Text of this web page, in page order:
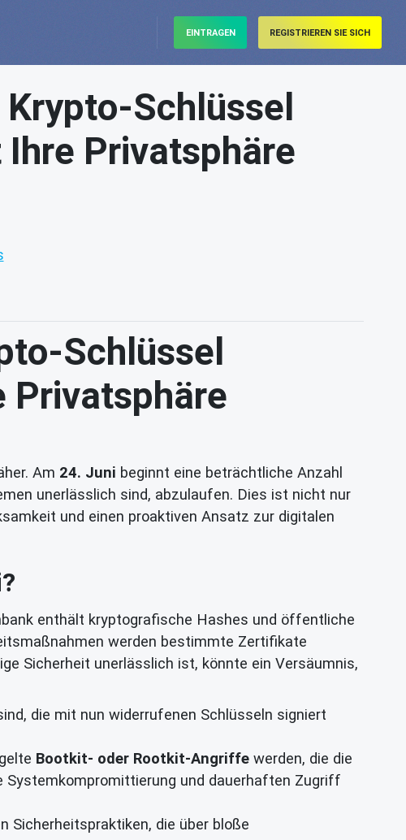
EINTRAGEN REGISTRIEREN SIE SICH
Schlüssel
Privatsphäre
Schlüssel
Privatsphäre
Am 24. Juni beginnt eine beträchtliche Anzahl
unerlässlich sind, abzulaufen. Dies ist nicht nur
und einen proaktiven Ansatz zur digitalen
enthält kryptografische Hashes und öffentliche
werden bestimmte Zertifikate
Sicherheit unerlässlich ist, könnte ein Versäumnis,
die mit nun widerrufenen Schlüsseln signiert
Bootkit- oder Rootkit-Angriffe werden, die die
und dauerhaften Zugriff
Sicherheitspraktiken, die über bloße